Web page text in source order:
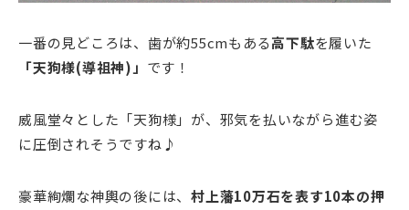
一番の見どころは、歯が約55cmもある高下駄を履いた
「天狗様(導祖神)」 です！
威風堂々とした「天狗様」が、邪気を払いながら進む姿
に圧倒されそうですね♪
豪華絢爛な神輿の後には、 村上藩10万石を表す10本の押